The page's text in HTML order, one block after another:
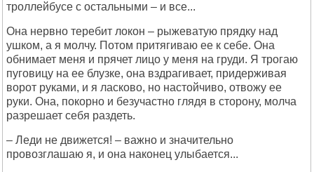
троллейбусе с остальными – и все...
Она нервно теребит локон – рыжеватую прядку над
ушком, а я молчу. Потом притягиваю ее к себе. Она
обнимает меня и прячет лицо у меня на груди. Я трогаю
пуговицу на ее блузке, она вздрагивает, придерживая
ворот руками, и я ласково, но настойчиво, отвожу ее
руки. Она, покорно и безучастно глядя в сторону, молча
разрешает себя раздеть.
– Леди не движется! – важно и значительно
провозглашаю я, и она наконец улыбается...